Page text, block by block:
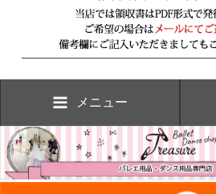
メニュー